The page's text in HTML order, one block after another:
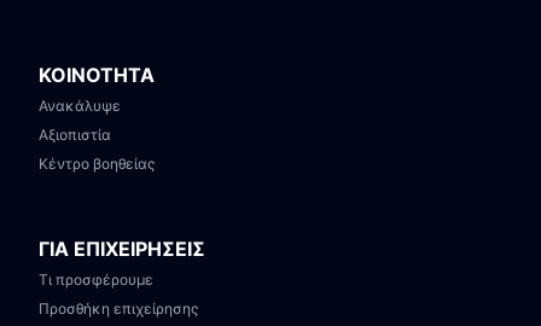
ΚΟΙΝΟΤΗΤΑ
Ανακάλυψε
Αξιοπιστία
Κέντρο βοηθείας
ΓΙΑ ΕΠΙΧΕΙΡΗΣΕΙΣ
Τι προσφέρουμε
Προσθήκη επιχείρησης